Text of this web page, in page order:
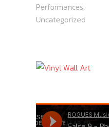
Performances,
Uncategorized